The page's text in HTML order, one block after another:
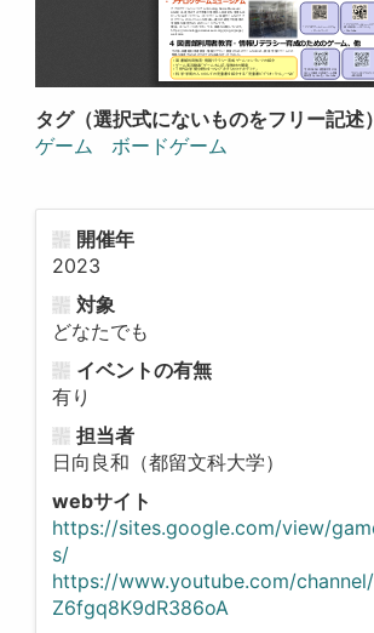
タグ（選択式にないものをフリー記述）
ゲーム
ボードゲーム
開催年
2023
対象
どなたでも
イベントの有無
有り
担当者
日向良和（都留文科大学）
webサイト
https://sites.google.com/view/
s/
https://www.youtube.com/
Z6fgq8K9dR386oA